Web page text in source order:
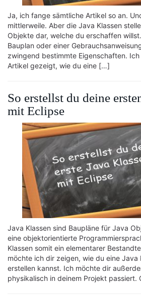
Ja, ich fange sämtliche Artikel so an.
mittlerweile. Aber die Java Klassen
Objekte dar, welche du erschaffen
Bauplan oder einer
zwingend bestimmte Eigenschaften.
Artikel gezeigt, wie du eine […]
So erstellst du deine
mit Eclipse
Java Klassen sind Baupläne für Java
eine objektorientierte
Klassen somit ein elementarer
möchte ich dir zeigen, wie du eine Java
erstellen kannst. Ich möchte dir
physikalisch in deinem Projekt passiert.